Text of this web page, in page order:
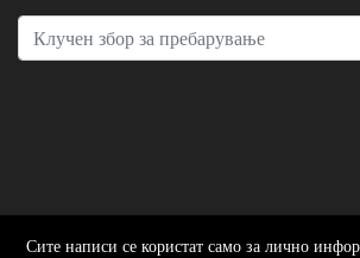
Сите написи се користат само за лично